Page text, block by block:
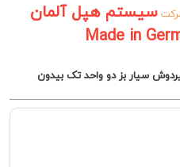
سیستم هپل آلمان
Made in
سیار بز دو واحد تک بیدون